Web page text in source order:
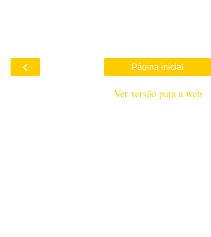
‹ Página inicial
Ver versão para a web